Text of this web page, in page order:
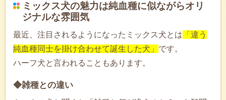
ミックス犬の魅力は純血種に似ながらオリ
ジナルな雰囲気
最近、注目されるようになったミックス犬とは 「違う
純血種同士を掛け合わせて誕生した犬」 です。
ハーフ犬と言われることもあります。
◆雑種との違い